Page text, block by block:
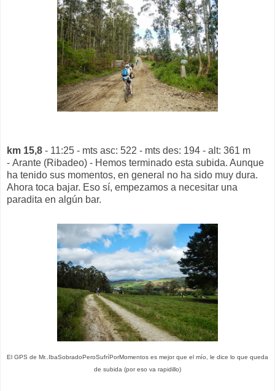
km 15,8 - 11:25 - mts asc: 522 - mts des: 194 - alt: 361 m
- Arante (Ribadeo) - Hemos terminado esta subida. Aunque
ha tenido sus momentos, en general no ha sido muy dura.
Ahora toca bajar. Eso sí, empezamos a necesitar una
paradita en algún bar.
El GPS de Mr..IbaSobradoPeroSufríPorMomentos es mejor que el mío, le dice lo que queda
de subida (por eso va rapidillo)